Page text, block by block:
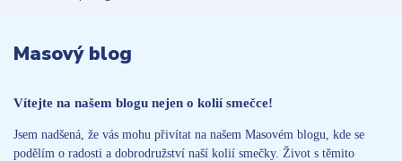
Masový blog
Vítejte na našem blogu nejen o kolií smečce!
Jsem nadšená, že vás mohu přivítat na našem Masovém blogu, kde se
podělím o radosti a dobrodružství naší kolií smečky. Život s těmito